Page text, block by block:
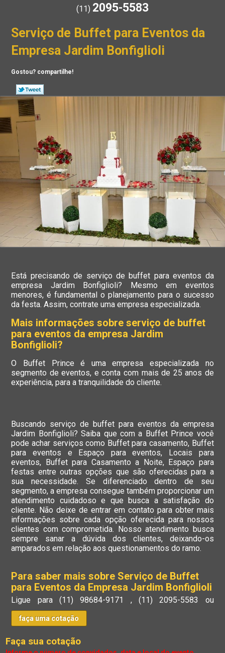
(11) 2095-5583
Serviço de Buffet para Eventos da
Empresa Jardim Bonfiglioli
Gostou? compartilhe!
Está precisando de serviço de buffet para eventos da
empresa Jardim Bonfiglioli? Mesmo em eventos
menores, é fundamental o planejamento para o sucesso
da festa. Assim, contrate uma empresa especializada.
Mais informações sobre serviço de buffet
para eventos da empresa Jardim
Bonfiglioli?
O Buffet Prince é uma empresa especializada no
segmento de eventos, e conta com mais de 25 anos de
experiência, para a tranquilidade do cliente.
Buscando serviço de buffet para eventos da empresa
Jardim Bonfiglioli? Saiba que com a Buffet Prince você
pode achar serviços como Buffet para casamento, Buffet
para eventos e Espaço para eventos, Locais para
eventos, Buffet para Casamento a Noite, Espaço para
festas entre outras opções que são oferecidas para a
sua necessidade. Se diferenciado dentro de seu
segmento, a empresa consegue também proporcionar um
atendimento cuidadoso e que busca a satisfação do
cliente. Não deixe de entrar em contato para obter mais
informações sobre cada opção oferecida para nossos
clientes com comprometida. Nosso atendimento busca
sempre sanar a dúvida dos clientes, deixando-os
amparados em relação aos questionamentos do ramo.
Para saber mais sobre Serviço de Buffet
para Eventos da Empresa Jardim Bonfiglioli
Ligue para(11) 98684-9171 , (11) 2095-5583 ou
faça uma cotação
Faça sua cotação